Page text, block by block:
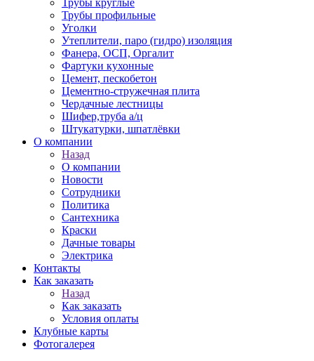
Трубы круглые
Трубы профильные
Уголки
Утеплители, паро (гидро) изоляция
Фанера, ОСП, Оргалит
Фартуки кухонные
Цемент, пескобетон
Цементно-стружечная плита
Чердачные лестницы
Шифер,труба а/ц
Штукатурки, шпатлёвки
О компании
Назад
О компании
Новости
Сотрудники
Политика
Сантехника
Краски
Дачные товары
Электрика
Контакты
Как заказать
Назад
Как заказать
Условия оплаты
Клубные карты
Фотогалерея